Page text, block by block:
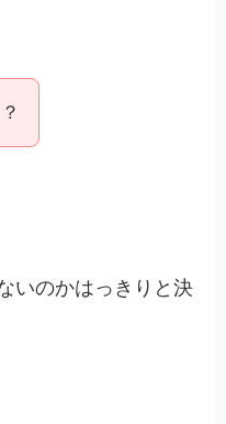
いのかはっきりと決